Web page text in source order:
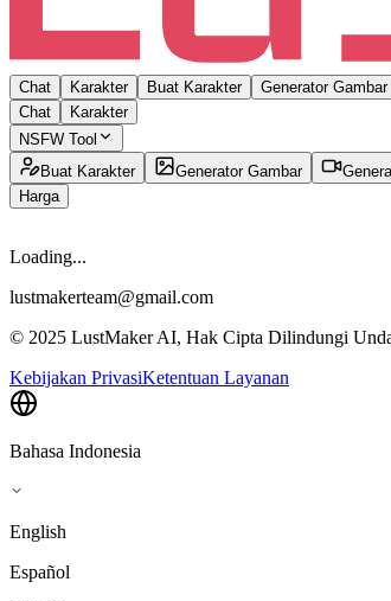
Chat Karakter Buat Karakter Generator Gambar
Chat
Karakter
NSFW Tool
Buat Karakter
Generator Gambar
Harga
Loading...
lustmakerteam@gmail.com
© 2025 LustMaker AI, Hak Cipta Dilindungi
Kebijakan PrivasiKetentuan Layanan
Bahasa Indonesia
English
Español